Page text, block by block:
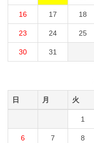
16 17 18
23 24 25
30 31
日 月 火
1
6 7 8